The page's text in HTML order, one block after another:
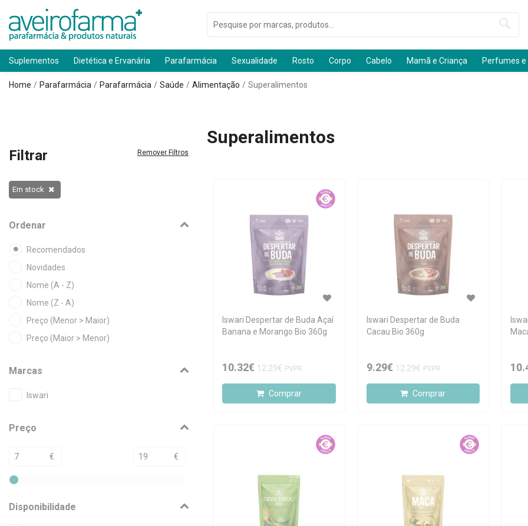
Suplementos Dietética e Ervanária Parafarmácia Sexualidade Rosto Corpo Cabelo Mamã e Criança Perfumes
Home Parafarmácia Parafarmácia Saúde Alimentação Superalimentos
Filtrar Remover Filtros
Em stock
Ordenar
Recomendados
Novidades
Nome (A - Z)
Nome (Z - A)
Preço (Menor > Maior)
Preço (Maior > Menor)
Marcas
Iswari
Preço
€ €
Disponibilidade
Superalimentos
Iswari Despertar de Buda Açaí
Banana e Morango Bio 360g
10.32€ 12.29€ PVPR
Comprar
Iswari Despertar de Buda
Cacau Bio 360g
9.29€ 12.29€ PVPR
Comprar